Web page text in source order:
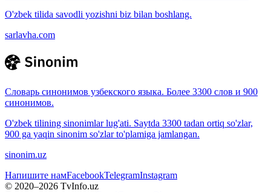
O'zbek tilida savodli yozishni biz bilan boshlang.
sarlavha.com
Словарь синонимов узбекского языка. Более 3300 слов и 900
синонимов.
O'zbek tilining sinonimlar lug'ati. Saytda 3300 tadan ortiq so'zlar,
900 ga yaqin sinonim so'zlar to'plamiga jamlangan.
sinonim.uz
Напишите намFacebookTelegramInstagram
© 2020–2026 TvInfo.uz